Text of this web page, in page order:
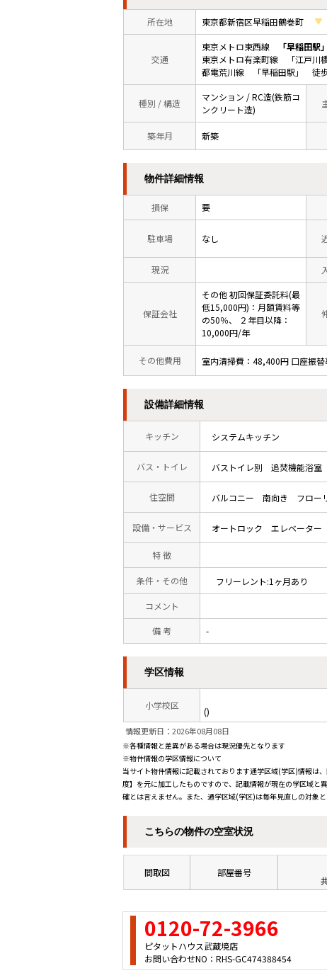
所在地 東京都新宿区早稲田鶴巻町
交通
東京メトロ東西線 「早稲田駅」
東京メトロ有楽町線 「江戸川
都電荒川線 「早稲田駅」 徒
種別 / 構造
マンション / RC造(鉄筋コ
ンクリート造)
築年月 新築
物件詳細情報
損保 要
駐車場 なし
現況
保証会社
その他 初回保証委託料(最
低15,000円)：月額賃料等
の50％、 ２年目以降：
10,000円/年
その他費用 室内清掃費：48,400円 口座振
設備詳細情報
キッチン システムキッチン
バス・トイレ バストイレ別 追焚機能浴室
住空間 バルコニー 南向き フロー
設備・サービス オートロック エレベーター
特 徴
条件・その他 フリーレント:1ヶ月あり
コメント
備 考 -
学区情報
小学校区
()
情報更新日：2026年08月08日
※各種情報と差異がある場合は現況優先となります
※物件情報の学区情報について
当サイト物件情報に記載されております通学区域(学区)情報は
度】を元に加工したものですので、記載情報が現在の学区域と
確とは言えません。また、通学区域(学区)は毎年見直しの対象
こちらの物件の空室状況
間取図 部屋番号
0120-72-3966
ピタットハウス武蔵境店
お問い合わせNO：RHS-GC474388454